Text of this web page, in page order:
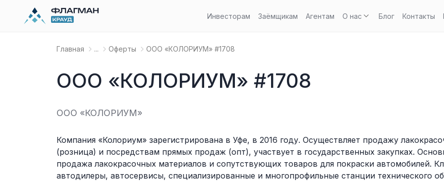
Инвесторам Заёмщикам Агентам О нас Блог Контакты
Главная ... Оферты OOO «КОЛОРИУМ» #1708
OOO «КОЛОРИУМ» #1708
OOO «КОЛОРИУМ»
Компания «Колориум» зарегистрирована в Уфе, в 2016 году. Осуществляет продажу
(розница) и посредствам прямых продаж (опт), участвует в государственных закупках.
продажа лакокрасочных материалов и сопутствующих товаров для покраски автомобилей.
автодилеры, автосервисы, специализированные и многопрофильные станции технического